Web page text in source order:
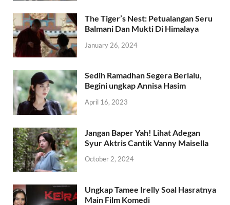
The Tiger’s Nest: Petualangan Seru
Balmani Dan Mukti Di Himalaya
January 26, 2024
Sedih Ramadhan Segera Berlalu,
Begini ungkap Annisa Hasim
April 16, 2023
Jangan Baper Yah! Lihat Adegan
Syur Aktris Cantik Vanny Maisella
October 2, 2024
Ungkap Tamee Irelly Soal Hasratnya
Main Film Komedi